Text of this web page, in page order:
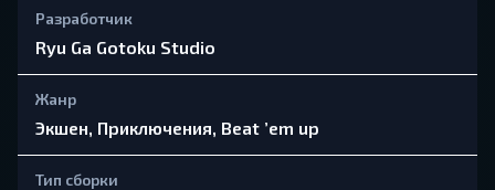
Разработчик
Ryu Ga Gotoku Studio
Жанр
Экшен, Приключения, Beat ’em up
Тип сборки